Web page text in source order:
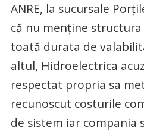
ANRE, la sucursale
că nu menţine
toată durata de
altul, Hidroelectrica
respectat propria sa
recunoscut costurile
de sistem iar compania